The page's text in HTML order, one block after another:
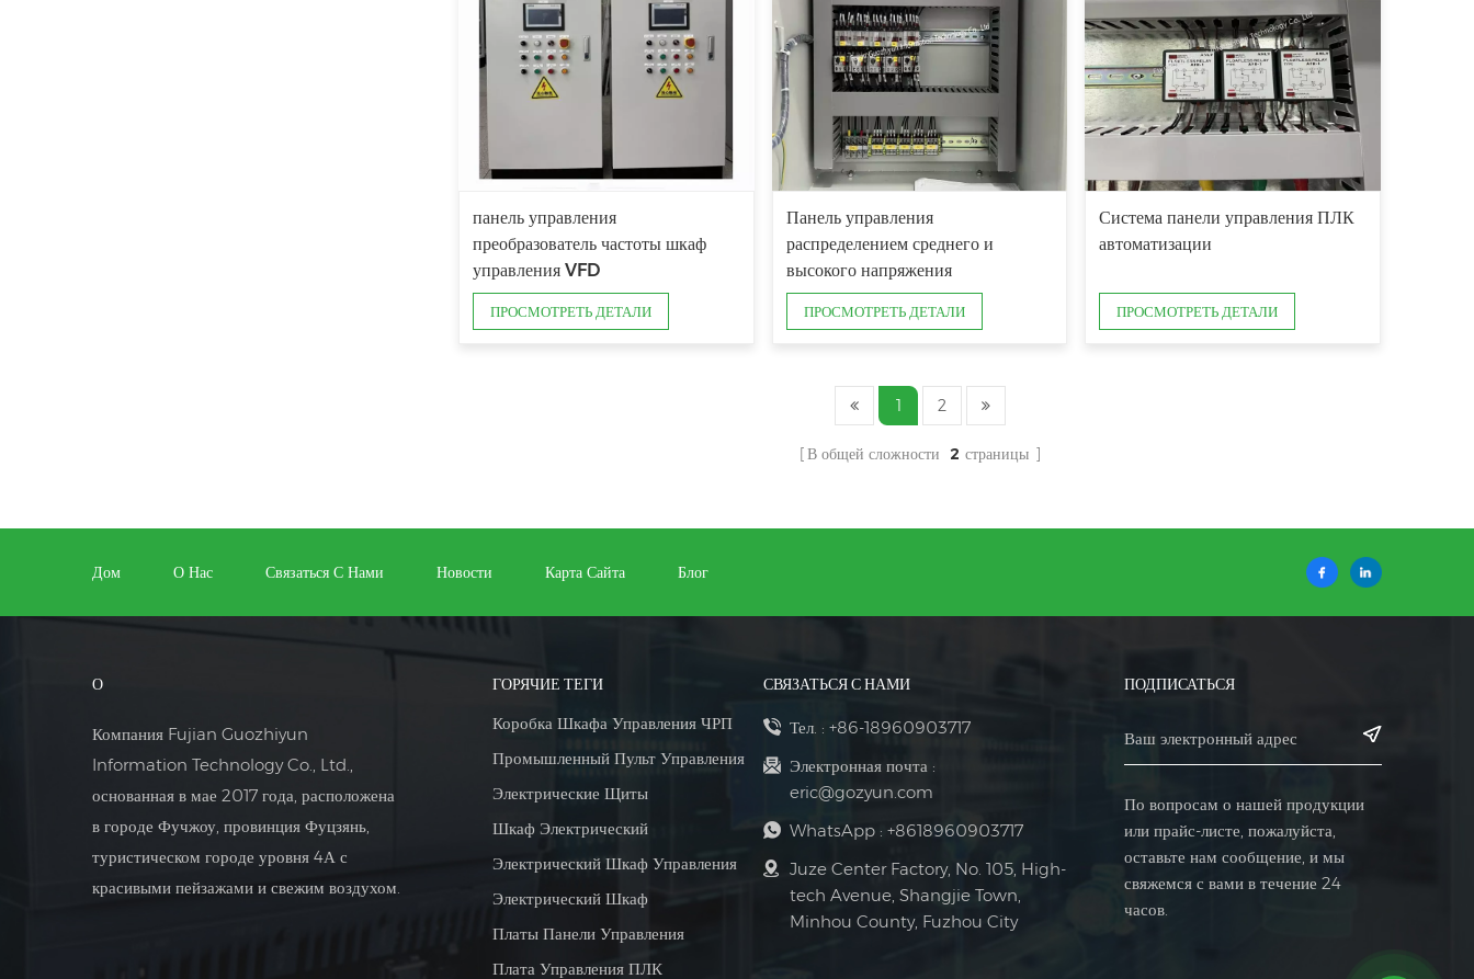
панель управления
преобразователь частоты шкаф
управления VFD
ПРОСМОТРЕТЬ ДЕТАЛИ
Панель управления
распределением среднего и
высокого напряжения
ПРОСМОТРЕТЬ ДЕТАЛИ
Система панели управления ПЛК
автоматизации
ПРОСМОТРЕТЬ ДЕТАЛИ
1 2
В общей сложности 2 страницы
Дом О Нас Связаться С Нами Новости Карта Сайта Блог
О
Компания Fujian Guozhiyun
Information Technology Co., Ltd.,
основанная в мае 2017 года, расположена
в городе Фучжоу, провинция Фуцзянь,
туристическом городе уровня 4А с
красивыми пейзажами и свежим воздухом.
ГОРЯЧИЕ ТЕГИ
Коробка Шкафа Управления ЧРП
Промышленный Пульт Управления
Электрические Щиты
Шкаф Электрический
Электрический Шкаф Управления
Электрический Шкаф
Платы Панели Управления
Плата Управления ПЛК
СВЯЗАТЬСЯ С НАМИ
Тел. : +86-18960903717
Электронная почта :
eric@gozyun.com
WhatsApp : +8618960903717
Juze Center Factory, No. 105, High-
tech Avenue, Shangjie Town,
Minhou County, Fuzhou City
ПОДПИСАТЬСЯ
По вопросам о нашей продукции
или прайс-листе, пожалуйста,
оставьте нам сообщение, и мы
свяжемся с вами в течение 24
часов.